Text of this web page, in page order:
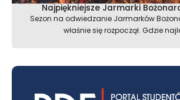
Najpiękniejsze Jarmarki
Sezon na odwiedzanie Jarmarków
właśnie się rozpoczął. Gdzie